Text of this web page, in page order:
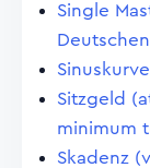
Single
Sitzgeld
minimum
Skadenz